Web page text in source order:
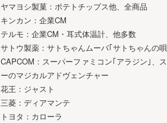
ヤマヨシ製菓：ポテトチップス他、全商品
キンカン：企業CM
テルモ：企業CM・耳式体温計、他多数
サトウ製薬：サトちゃんムーバ｢サトちゃんの
CAPCOM：スーパーファミコン｢アラジン｣、
ーのマジカルアドヴェンチャー
花王：ジャスト
三菱：ディアマンテ
トヨタ：カローラ